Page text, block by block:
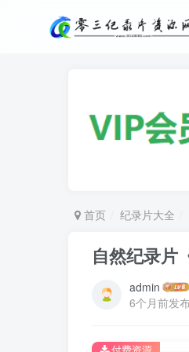
首页 纪录片大全
自然纪录片
admin
6个月前发